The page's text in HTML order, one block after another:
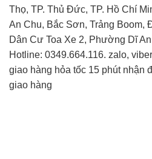
Thọ, TP. Thủ Đức, TP. Hồ Chí
An Chu, Bắc Sơn, Trảng Boom,
Dân Cư Toa Xe 2, Phường Dĩ
Hotline: 0349.664.116. zalo,
giao hàng hỏa tốc 15 phút nhận
giao hàng